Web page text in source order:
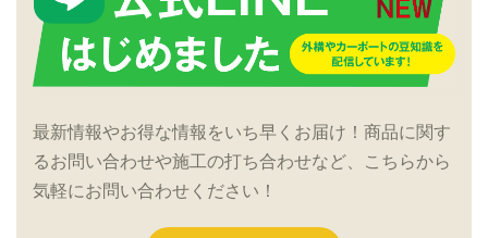
最新情報やお得な情報をいち早くお届け！商品に関す
るお問い合わせや施工の打ち合わせなど、こちらから
気軽にお問い合わせください！